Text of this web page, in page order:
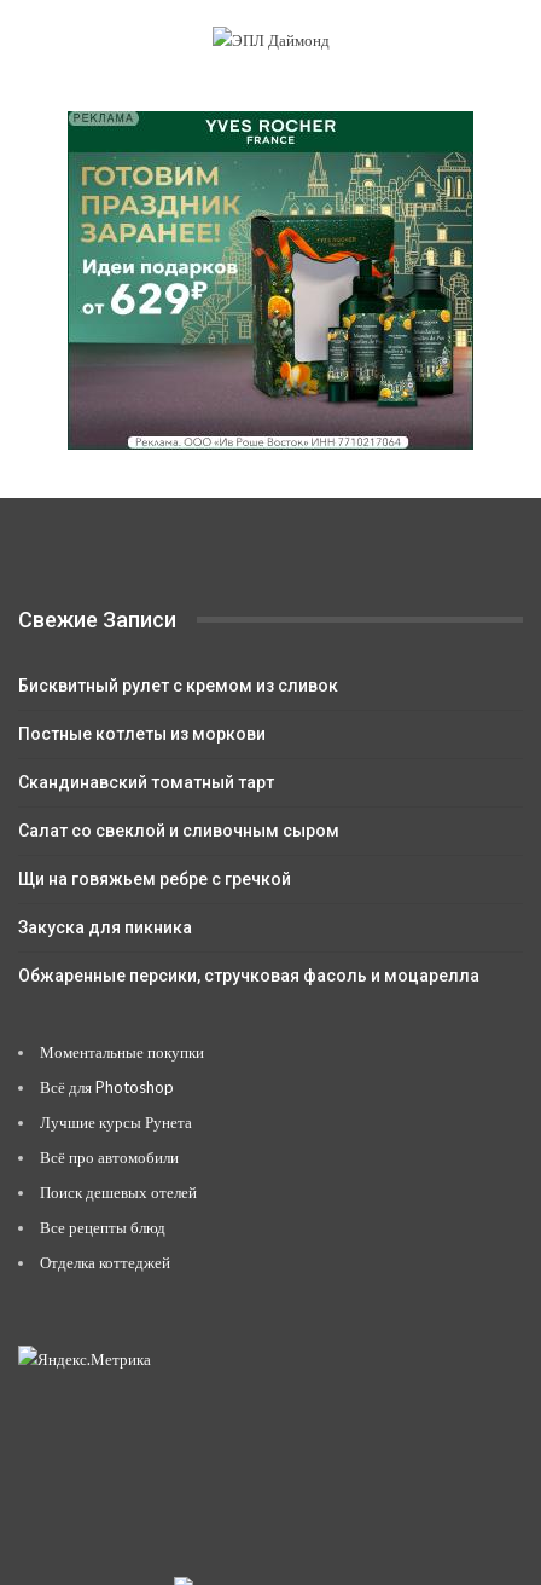
Свежие Записи
Бисквитный рулет с кремом из сливок
Постные котлеты из моркови
Скандинавский томатный тарт
Салат со свеклой и сливочным сыром
Щи на говяжьем ребре с гречкой
Закуска для пикника
Обжаренные персики, стручковая фасоль и моцарелла
Моментальные покупки
Всё для Photoshop
Лучшие курсы Рунета
Всё про автомобили
Поиск дешевых отелей
Все рецепты блюд
Отделка коттеджей